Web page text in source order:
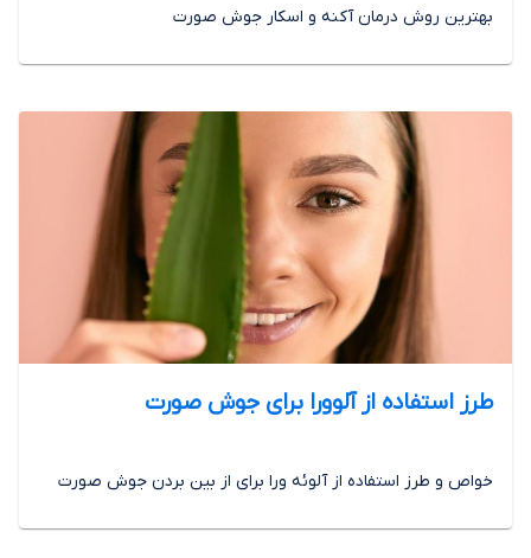
بهترین روش درمان آکنه و اسکار جوش صورت
طرز استفاده از آلوورا برای جوش صورت
خواص و طرز استفاده از آلوئه ورا برای از بین بردن جوش صورت